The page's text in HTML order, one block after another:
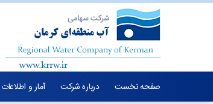
صفحه نخست درباره شرکت آمار و اطلاعات